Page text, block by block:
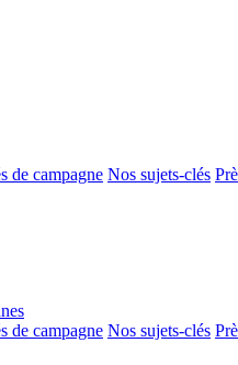
de campagne Nos sujets-clés
de campagne Nos sujets-clés